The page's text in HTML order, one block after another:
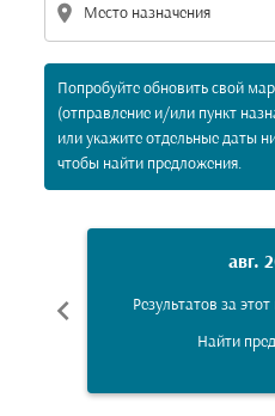
location_on
Попробуйте обновить свой
(отправление и/или пункт
или укажите отдельные даты
чтобы найти предложения.
chevron_left
авг.
Результатов за
Найти